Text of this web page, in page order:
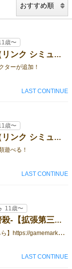
[LINK SIMULATION（リンク シミュレーション）追加キャラクターセット①]
ターが追加！
歳〜
LAST CONTINUE
[LINK SIMULATION（リンク シミュレーション）]
遊べる！
歳〜
LAST CONTINUE
[Cross Border-桜生警殺-【拡張第三弾】]
【
本体「Cross Border」はこちら】https://gamemarket.jp/game/179600
11歳〜
LAST CONTINUE